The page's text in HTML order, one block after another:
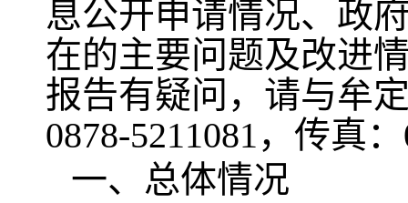
息公开申请情况、政
在的主要问题及改进
报告有疑问，请与牟
0878-5211081，传真
一、总体情况